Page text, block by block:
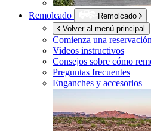
Remolcado
Remolcado
Volver al menú principal
Comienza una reservación
Videos instructivos
Consejos sobre cómo
Preguntas frecuentes
Enganches y accesorios